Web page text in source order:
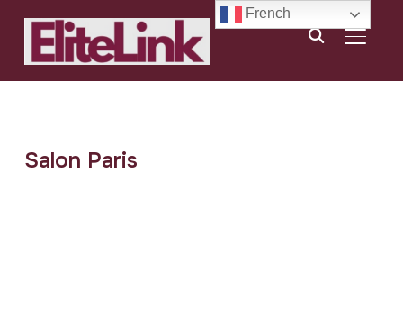
Salon Paris
French